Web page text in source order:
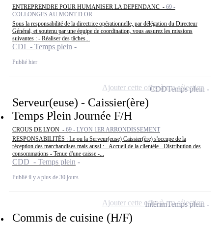
ENTREPRENDRE POUR HUMANISER LA DEPENDANC - 69 -
COLLONGES AU MONT D OR
Sous la responsabilité de la directrice opérationnelle, par délégation du Directeur
Général, et soutenu par une équipe de coordination, vous assurez les missions
suivantes : - Réaliser des tâches...
CDI - Temps plein
Publié hier
Serveur(euse) - Caissier(ère)
Temps Plein Journée F/H
CROUS DE LYON - 69 - LYON 1ER ARRONDISSEMENT
RESPONSABILITÉS : Le ou la Serveur(euse) Caissier(ère) s'occupe de la
réception des marchandises mais aussi : - Accueil de la clientèle - Distribution des
consommations - Tenue d'une caisse -...
CDD - Temps plein
Publié il y a plus de 30 jours
CDDTemps plein
Ajouter cette offre à ma sélection
Commis de cuisine (H/F)
IntérimTemps plein
Ajouter cette offre à ma sélection